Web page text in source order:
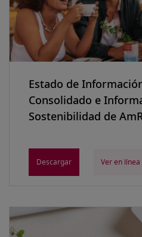
Estado de
Consolidado e
Sostenibilidad de
Descargar Ver en línea